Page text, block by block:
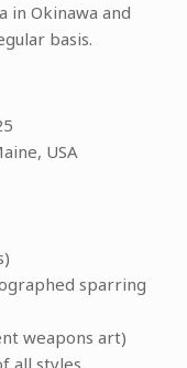
in Okinawa and
basis.
USA
sparring
weapons art)